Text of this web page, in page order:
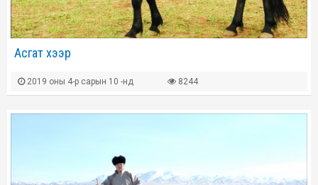
Асгат хээр
2019 оны 4-р сарын 10 -нд 8244